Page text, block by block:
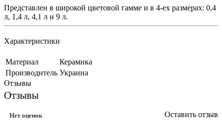
Представлен в широкой цветовой гамме и в 4-ех размерах: 0,4
л, 1,4 л, 4,1 л и 9 л.
Характеристики
Материал
Керамика
Производитель Украина
Отзывы
Отзывы
Нет оценок Оставить отзыв